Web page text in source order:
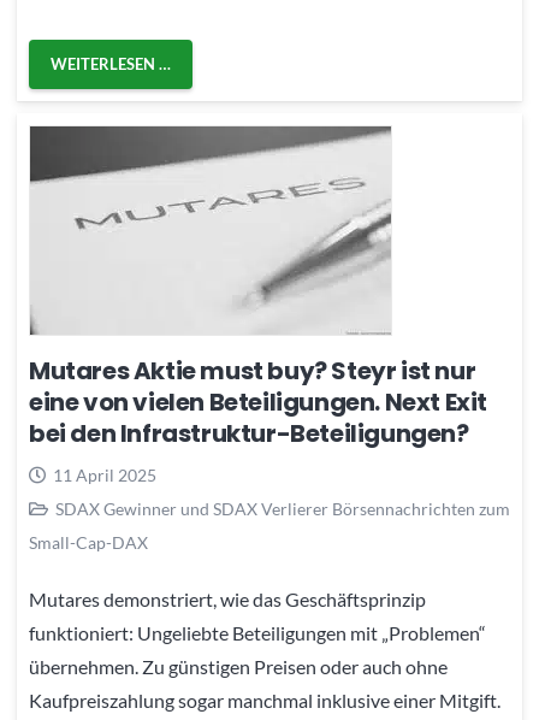
WEITERLESEN …
Mutares Aktie must buy? Steyr ist nur
eine von vielen Beteiligungen. Next Exit
bei den Infrastruktur-Beteiligungen?
11 April 2025
SDAX Gewinner und SDAX Verlierer Börsennachrichten zum
Small-Cap-DAX
Mutares demonstriert, wie das Geschäftsprinzip
funktioniert: Ungeliebte Beteiligungen mit „Problemen“
übernehmen. Zu günstigen Preisen oder auch ohne
Kaufpreiszahlung sogar manchmal inklusive einer Mitgift.